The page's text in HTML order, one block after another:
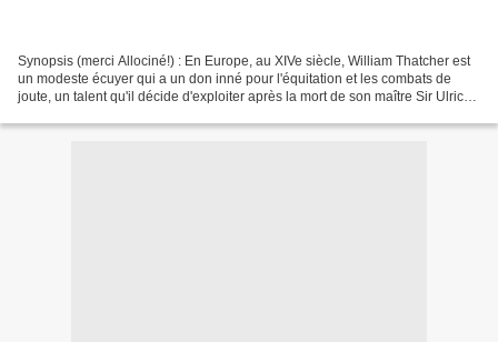
Synopsis (merci Allociné!) : En Europe, au XIVe siècle, William Thatcher est
un modeste écuyer qui a un don inné pour l'équitation et les combats de
joute, un talent qu'il décide d'exploiter après la mort de son maître Sir Ulrich